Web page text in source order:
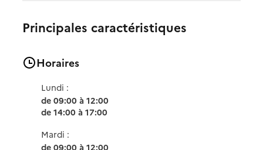
Principales caractéristiques
Horaires
Lundi :
de 09:00 à 12:00
de 14:00 à 17:00
Mardi :
de 09:00 à 12:00